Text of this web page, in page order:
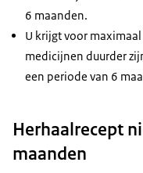
6 maanden.
U krijgt voor
medicijnen duurder
een periode van 6
Herhaalrecept
maanden